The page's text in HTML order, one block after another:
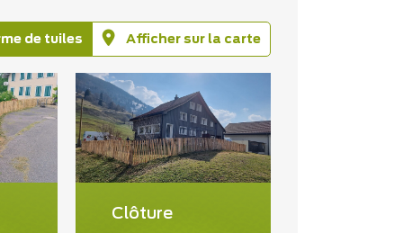
de tuiles Afficher sur la carte
Clôture